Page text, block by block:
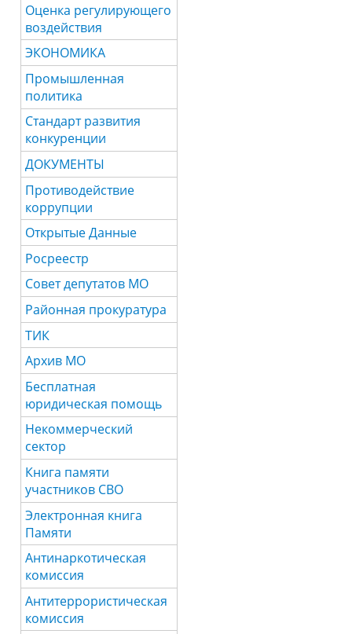
Оценка регулирующего
воздействия
ЭКОНОМИКА
Промышленная
политика
Стандарт развития
конкуренции
ДОКУМЕНТЫ
Противодействие
коррупции
Открытые Данные
Росреестр
Совет депутатов МО
Районная прокуратура
ТИК
Архив МО
Бесплатная
юридическая помощь
Некоммерческий
сектор
Книга памяти
участников СВО
Электронная книга
Памяти
Антинаркотическая
комиссия
Антитеррористическая
комиссия